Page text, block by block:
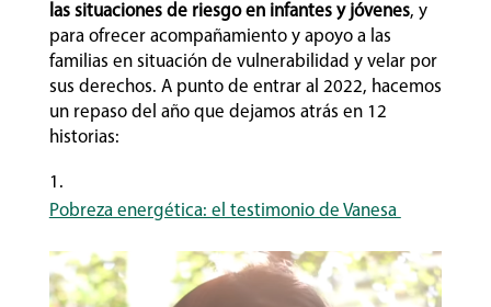
las situaciones de riesgo en infantes y jóvenes, y
para ofrecer acompañamiento y apoyo a las
familias en situación de vulnerabilidad y velar por
sus derechos. A punto de entrar al 2022, hacemos
un repaso del año que dejamos atrás en 12
historias:
Pobreza energética: el testimonio de Vanesa